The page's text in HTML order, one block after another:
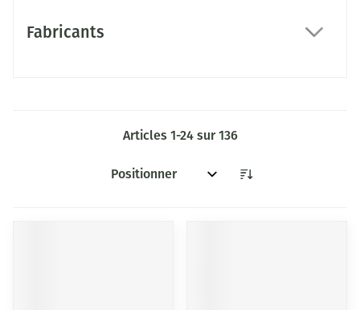
Fabricants
Articles 1-24sur136
Trier par: